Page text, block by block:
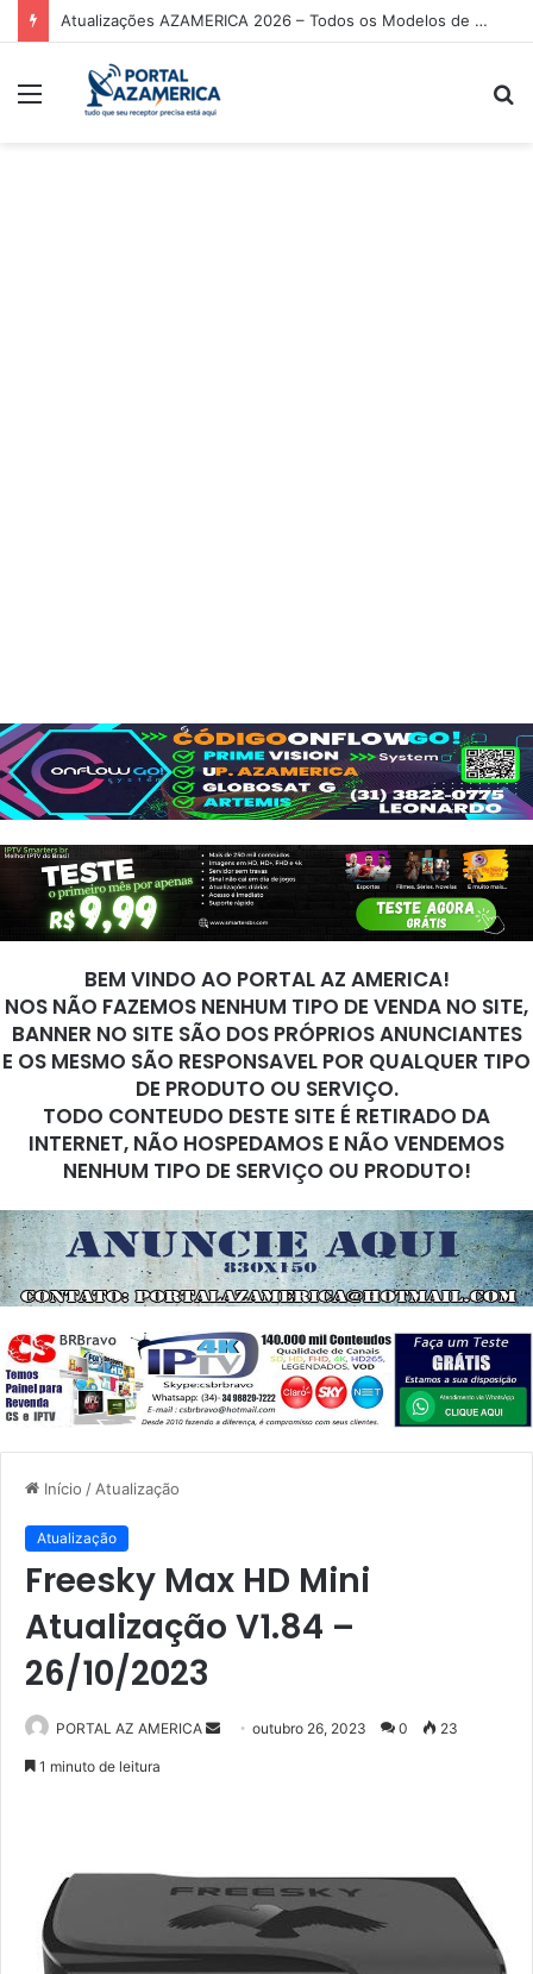
Atualizações AZAMERICA 2026 – Todos os Modelos de Receptores AZAMERICA
BEM VINDO AO PORTAL AZ AMERICA!
NOS NÃO FAZEMOS NENHUM TIPO DE VENDA NO SITE,
BANNER NO SITE SÃO DOS PRÓPRIOS ANUNCIANTES
E OS MESMO SÃO RESPONSAVEL POR QUALQUER TIPO
DE PRODUTO OU SERVIÇO.
TODO CONTEUDO DESTE SITE É RETIRADO DA
INTERNET, NÃO HOSPEDAMOS E NÃO VENDEMOS
NENHUM TIPO DE SERVIÇO OU PRODUTO!
Início / Atualização
Atualização
Freesky Max HD Mini
Atualização V1.84 –
26/10/2023
PORTAL AZ AMERICA
m
e
-
outubro 26, 2023 0 23
1 minuto de leitura